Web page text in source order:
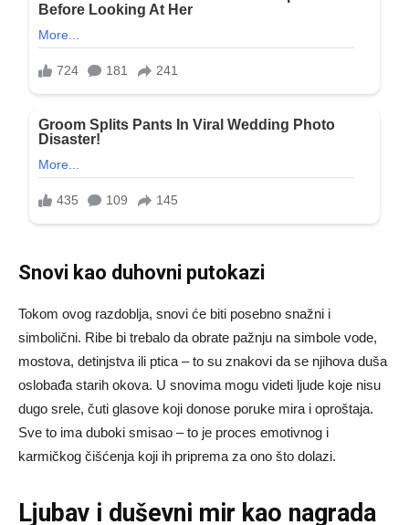
Snovi kao duhovni putokazi
Tokom ovog razdoblja, snovi će biti posebno snažni i
simbolični. Ribe bi trebalo da obrate pažnju na simbole vode,
mostova, detinjstva ili ptica – to su znakovi da se njihova duša
oslobađa starih okova. U snovima mogu videti ljude koje nisu
dugo srele, čuti glasove koji donose poruke mira i oproštaja.
Sve to ima duboki smisao – to je proces emotivnog i
karmičkog čišćenja koji ih priprema za ono što dolazi.
Ljubav i duševni mir kao nagrada